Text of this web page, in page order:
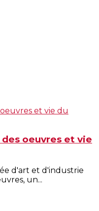
oeuvres et vie
d'art et d'industrie
un...